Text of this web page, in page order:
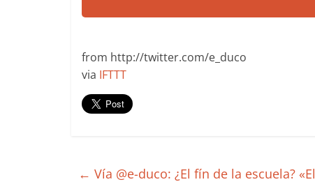
from http://twitter.com/e_duco
via IFTTT
← Vía @e-duco: ¿El fín de la escuela?